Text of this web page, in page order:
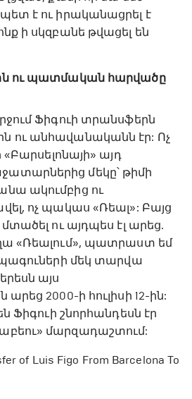
է ու իրականացրել է
ի սկզբանե թվացել են
ու պատմական հարվածը
Ֆիգուի տրանսֆերն
ու անհավանականն էր: Ոչ
«Բարսելոնայի» այդ
մեկը՝ թիմի
ակումբից ու
ոչ պակաս «Ռեալ»: Բայց
ու այդպես էլ արեց.
«Ռեալում», պատրաստ եմ
մեկ տարվա
այս
արեց 2000-ի հուլիսի 12-ին:
Ֆիգուի շնորհանդեսն էր
մարզադաշտում: